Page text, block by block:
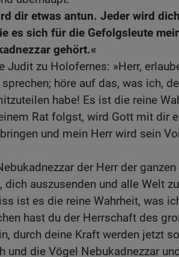
dir etwas antun. Jeder wird
es sich für die Gefolgsleute
gehört.«
Judit zu Holofernes: »Herr,
höre auf das, was ich,
habe! Es ist die reine
Rat folgst, wird Gott mit dir
und mein Herr wird sein
der Herr der
dich auszusenden und alle Welt
ist es die reine Wahrheit, was
hast du der Herrschaft des
durch deine Kraft werden jetzt
und die Vögel Nebukadnezzar